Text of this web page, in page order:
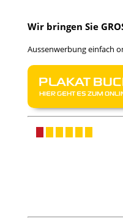
Wir bringen Sie
Aussenwerbung einfach
PLAKAT
HIER GEHT ES ZUM